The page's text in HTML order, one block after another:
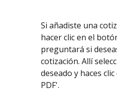
Si añadiste una
hacer clic en el
preguntará si
cotización. Allí
deseado y haces
PDF'.